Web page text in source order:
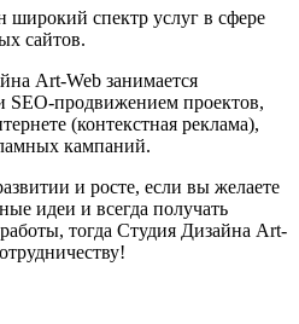
широкий спектр услуг в сфере
сайтов.
Art-Web занимается
SEO-продвижением проектов,
(контекстная реклама),
кампаний.
и росте, если вы желаете
идеи и всегда получать
тогда Студия Дизайна Art-